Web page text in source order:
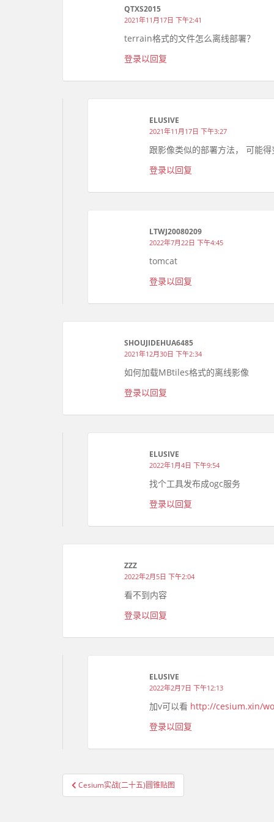
QTXS2015
2021年11月17日 下午2:41
terrain格式的文件怎么离线部署？
登录以回复
ELUSIVE
2021年11月17日 下午3:27
跟影像类似的部署方法， 可能
登录以回复
LTWJ20080209
2022年7月22日 下午4:45
tomcat
登录以回复
SHOUJIDEHUA6485
2021年12月30日 下午2:34
如何加载MBtiles格式的离线影像
登录以回复
ELUSIVE
2022年1月4日 下午9:54
找个工具发布成ogc服务
登录以回复
ZZZ
2022年2月5日 下午2:04
看不到内容
登录以回复
ELUSIVE
2022年2月7日 下午12:13
加v可以看 http://cesium.xin/
登录以回复
文章导航
Cesium实战(二十五)圆锥贴图